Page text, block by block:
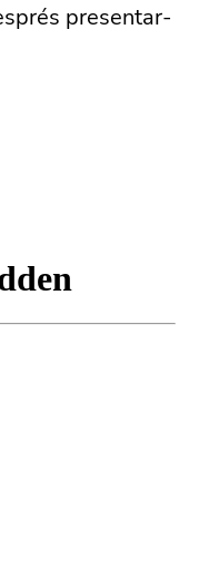
presentar-